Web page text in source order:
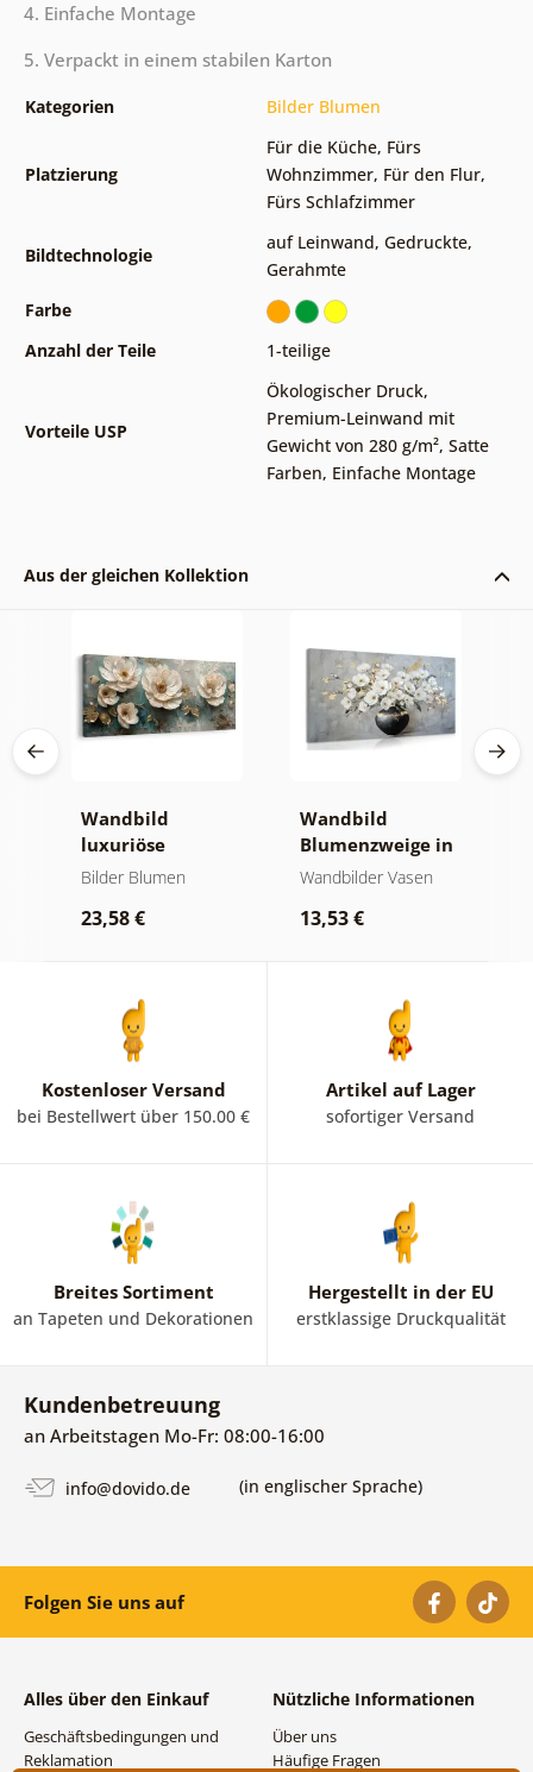
4. Einfache Montage
5. Verpackt in einem stabilen Karton
Kategorien Bilder Blumen
Platzierung
Für die Küche, Fürs
Wohnzimmer, Für den Flur,
Fürs Schlafzimmer
Bildtechnologie
auf Leinwand, Gedruckte,
Gerahmte
Farbe
Anzahl der Teile
1-teilige
Vorteile USP
Ökologischer Druck,
Premium-Leinwand mit
Gewicht von 280 g/m², Satte
Farben, Einfache Montage
Aus der gleichen Kollektion
Wandbild
luxuriöse
blumenharmonie
Bilder Blumen
23,58 €
Wandbild
Blumenzweige in
einer schwarzen
Wandbilder Vasen
13,53 €
Kostenloser Versand
bei Bestellwert über 150.00 €
Artikel auf Lager
sofortiger Versand
Breites Sortiment
an Tapeten und Dekorationen
Hergestellt in der EU
erstklassige Druckqualität
Kundenbetreuung
an Arbeitstagen Mo-Fr: 08:00-16:00
info@dovido.de (in englischer Sprache)
Folgen Sie uns auf
Alles über den Einkauf
Geschäftsbedingungen und
Reklamation
Nützliche Informationen
Über uns
Häufige Fragen